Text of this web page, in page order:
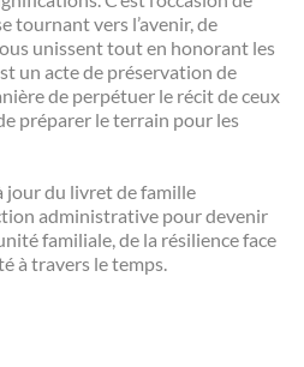
tournant vers l’avenir, de
unissent tout en honorant les
un acte de préservation de
de perpétuer le récit de ceux
préparer le terrain pour les
jour du livret de famille
administrative pour devenir
familiale, de la résilience face
à travers le temps.